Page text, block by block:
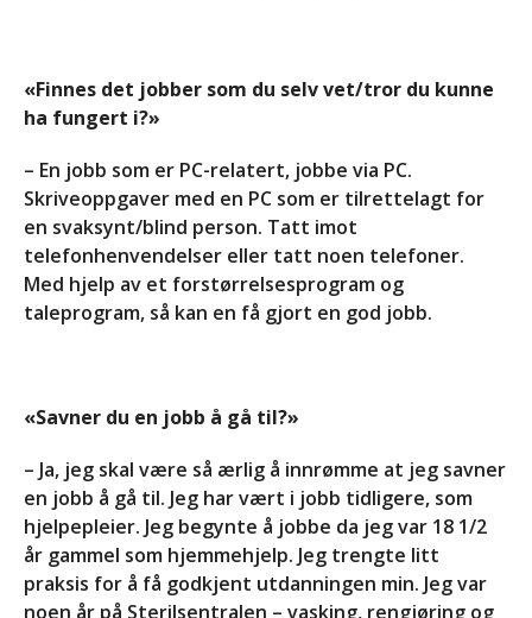
«Finnes det jobber som du selv vet/tror du kunne
ha fungert i?»
– En jobb som er PC-relatert, jobbe via PC.
Skriveoppgaver med en PC som er tilrettelagt for
en svaksynt/blind person. Tatt imot
telefonhenvendelser eller tatt noen telefoner.
Med hjelp av et forstørrelsesprogram og
taleprogram, så kan en få gjort en god jobb.
«Savner du en jobb å gå til?»
– Ja, jeg skal være så ærlig å innrømme at jeg savner
en jobb å gå til. Jeg har vært i jobb tidligere, som
hjelpepleier. Jeg begynte å jobbe da jeg var 18 1/2
år gammel som hjemmehjelp. Jeg trengte litt
praksis for å få godkjent utdanningen min. Jeg var
noen år på Sterilsentralen – vasking, rengjøring og